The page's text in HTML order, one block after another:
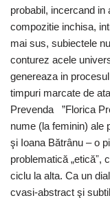
probabil, incercand
compozitie inchisa,
mai sus, subiectele
conturez acele
genereaza in
timpuri marcate de
Prevenda ”Florica
nume (la feminin) ale
şi Ioana Bătrânu – o
problematică „eticăˮ,
ciclu la alta. Ca un
cvasi-abstract şi